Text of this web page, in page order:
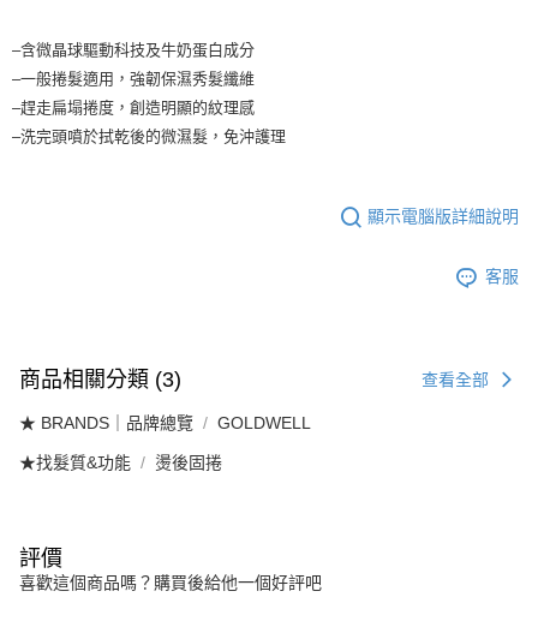
【注意事項】
用戶於交易時，得透過本服務購買商品或服務，並由商店將買賣／分期付款
買賣價金債權讓與本公司後，依約使用本公司帳單繳交帳款。
2.基於同意付款使用「大哥付你分期」之契約關係目的，商店將以您的個人
每筆NT$65，滿NT$1,699(含以上)免運費
宅配
–含微晶球驅動科技及牛奶蛋白成分
–一般捲髮適用，強韌保濕秀髮纖維
–趕走扁塌捲度，創造明顯的紋理感
–洗完頭噴於拭乾後的微濕髮，免沖護理⠀
顯示電腦版詳細說明
客服
商品相關分類 (3) 查看全部
★ BRANDS｜品牌總覽 GOLDWELL
★找髮質&功能 燙後固捲
評價
喜歡這個商品嗎？購買後給他一個好評吧